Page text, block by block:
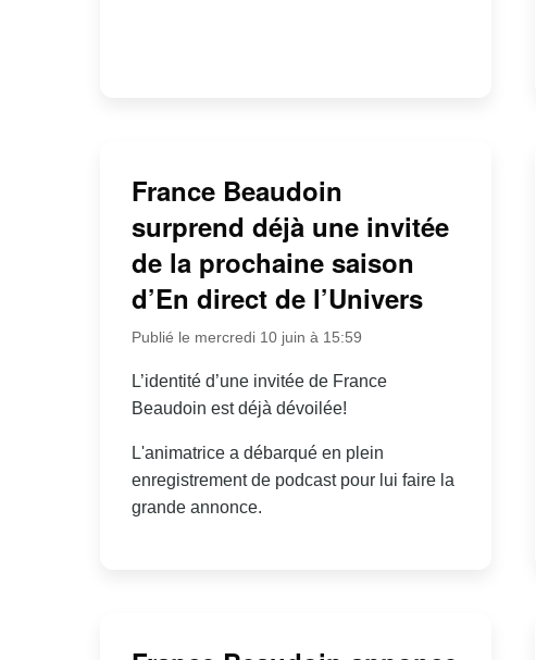
France Beaudoin
surprend déjà une invitée
de la prochaine saison
d’En direct de l’Univers
Publié le mercredi 10 juin à 15:59
L’identité d’une invitée de France
Beaudoin est déjà dévoilée!
L'animatrice a débarqué en plein
enregistrement de podcast pour lui faire la
grande annonce.